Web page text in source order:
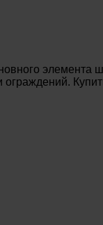
элемента
ограждений.